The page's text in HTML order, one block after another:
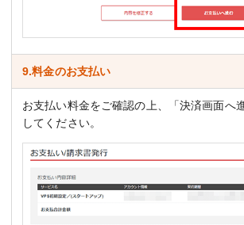
9.料金のお支払い
お支払い料金をご確認の上、「決済画面へ
してください。